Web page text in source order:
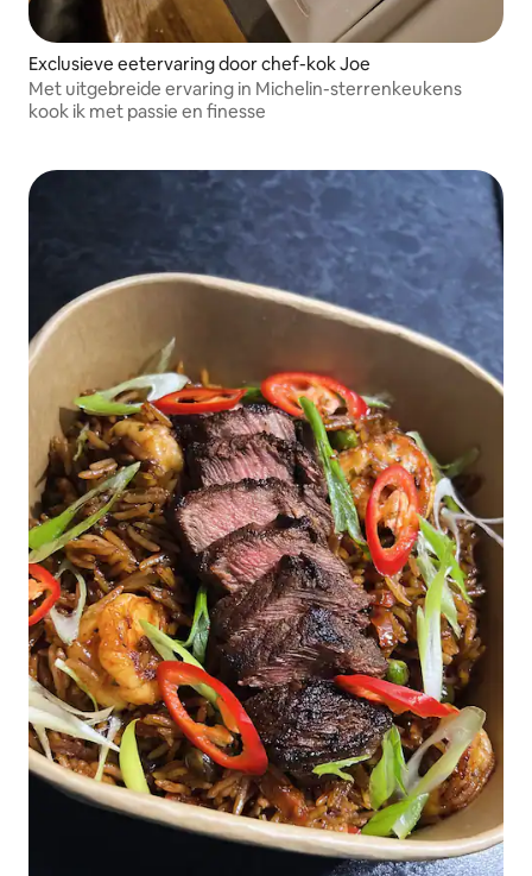
Exclusieve eetervaring door chef-kok Joe
Met uitgebreide ervaring in Michelin-sterrenkeukens
kook ik met passie en finesse